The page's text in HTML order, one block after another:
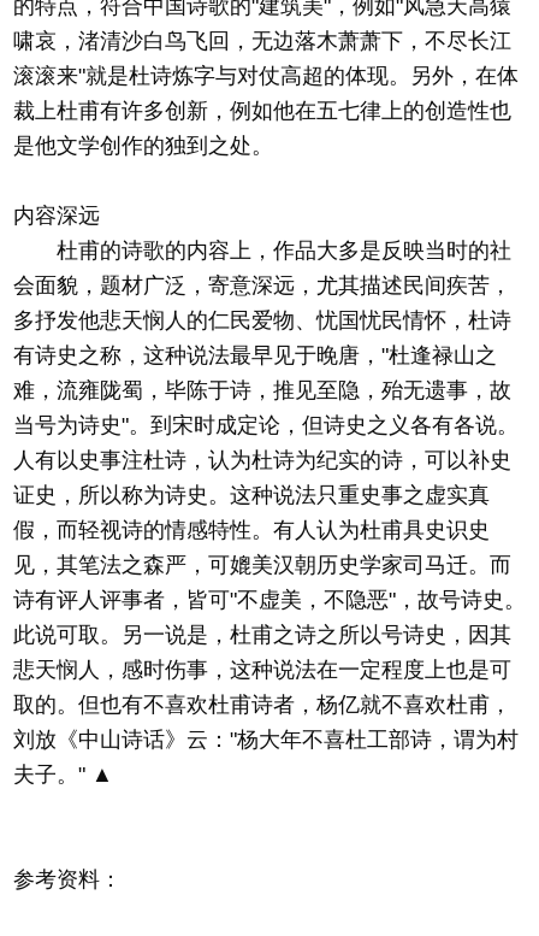
的特点，符合中国诗歌的"建筑美"，例如"风急天高猿
啸哀，渚清沙白鸟飞回，无边落木萧萧下，不尽长江
滚滚来"就是杜诗炼字与对仗高超的体现。另外，在体
裁上杜甫有许多创新，例如他在五七律上的创造性也
是他文学创作的独到之处。
内容深远
杜甫的诗歌的内容上，作品大多是反映当时的社
会面貌，题材广泛，寄意深远，尤其描述民间疾苦，
多抒发他悲天悯人的仁民爱物、忧国忧民情怀，杜诗
有诗史之称，这种说法最早见于晚唐，"杜逢禄山之
难，流雍陇蜀，毕陈于诗，推见至隐，殆无遗事，故
当号为诗史"。到宋时成定论，但诗史之义各有各说。
人有以史事注杜诗，认为杜诗为纪实的诗，可以补史
证史，所以称为诗史。这种说法只重史事之虚实真
假，而轻视诗的情感特性。有人认为杜甫具史识史
见，其笔法之森严，可媲美汉朝历史学家司马迁。而
诗有评人评事者，皆可"不虚美，不隐恶"，故号诗史。
此说可取。另一说是，杜甫之诗之所以号诗史，因其
悲天悯人，感时伤事，这种说法在一定程度上也是可
取的。但也有不喜欢杜甫诗者，杨亿就不喜欢杜甫，
刘放《中山诗话》云："杨大年不喜杜工部诗，谓为村
夫子。" ▲
参考资料：